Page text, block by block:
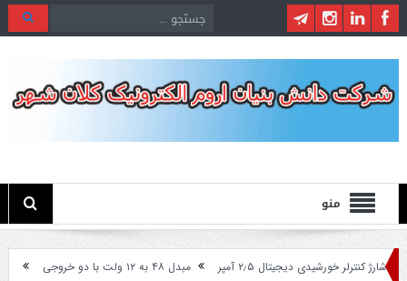
منو
شارژ کنترلر خورشیدی دیجیتال ۲٫۵ آمپر مبدل ۴۸ به ۱۲ ولت با دو خروجی مبدل ۲۴ ولت به ۱۲ ولت مخصوص ماشین های سنگین